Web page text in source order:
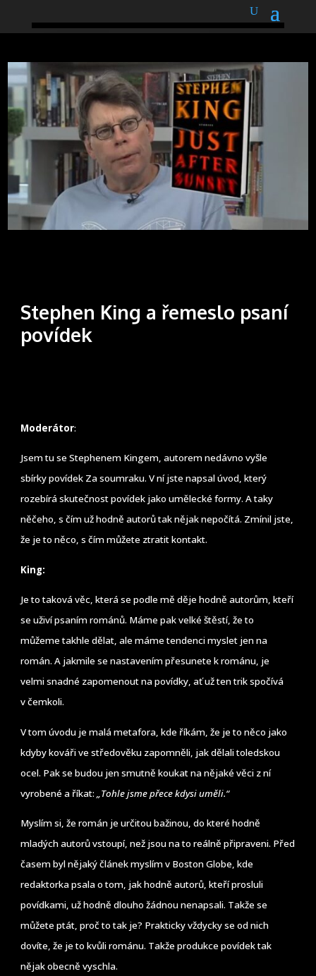
Stephen King a řemeslo psaní
povídek
Moderátor:
Jsem tu se Stephenem Kingem, autorem nedávno vyšle
sbírky povídek Za soumraku. V ní jste napsal úvod, který
rozebírá skutečnost povídek jako umělecké formy. A taky
něčeho, s čím už hodně autorů tak nějak nepočítá. Zmínil jste,
že je to něco, s čím můžete ztratit kontakt.
King:
Je to taková věc, která se podle mě děje hodně autorům, kteří
se uživí psaním románů. Máme pak velké štěstí, že to
můžeme takhle dělat, ale máme tendenci myslet jen na
román. A jakmile se nastavením přesunete k románu, je
velmi snadné zapomenout na povídky, ať už ten trik spočívá
v čemkoli.
V tom úvodu je malá metafora, kde říkám, že je to něco jako
kdyby kováři ve středověku zapomněli, jak dělali toledskou
ocel. Pak se budou jen smutně koukat na nějaké věci z ní
vyrobené a říkat:„Tohle jsme přece kdysi uměli.“
Myslím si, že román je určitou bažinou, do které hodně
mladých autorů vstoupí, než jsou na to reálně připraveni. Před
časem byl nějaký článek myslím v Boston Globe, kde
redaktorka psala o tom, jak hodně autorů, kteří prosluli
povídkami, už hodně dlouho žádnou nenapsali. Takže se
můžete ptát, proč to tak je? Prakticky vždycky se od nich
dovíte, že je to kvůli románu. Takže produkce povídek tak
nějak obecně vyschla.